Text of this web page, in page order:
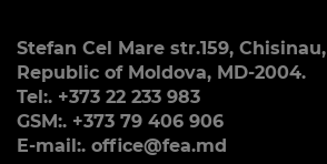
Stefan Cel Mare str.159, Chisinau,
Republic of Moldova, MD-2004.
Tel:. +373 22 233 983
GSM:. +373 79 406 906
E-mail:. office@fea.md